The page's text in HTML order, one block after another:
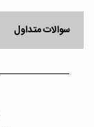
سوالات متداول